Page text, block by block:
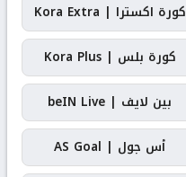
كورة اكسترا | Kora Extra
كورة بلس | Kora Plus
بين لايف | beIN Live
أس جول | AS Goal